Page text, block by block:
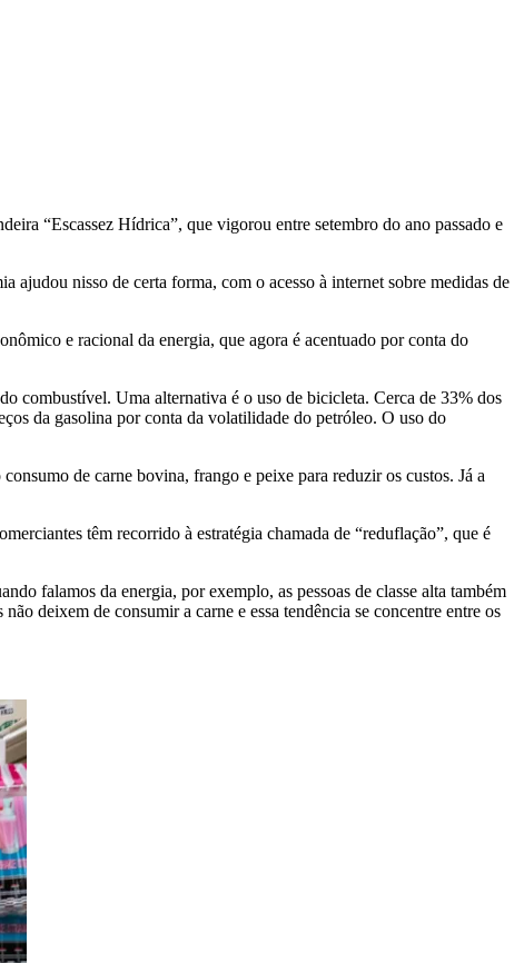
“Escassez Hídrica”, que vigorou entre setembro do ano passado e
ajudou nisso de certa forma, com o acesso à internet sobre medidas de
e racional da energia, que agora é acentuado por conta do
combustível. Uma alternativa é o uso de bicicleta. Cerca de 33% dos
da gasolina por conta da volatilidade do petróleo. O uso do
de carne bovina, frango e peixe para reduzir os custos. Já a
têm recorrido à estratégia chamada de “reduflação”, que é
falamos da energia, por exemplo, as pessoas de classe alta também
deixem de consumir a carne e essa tendência se concentre entre os